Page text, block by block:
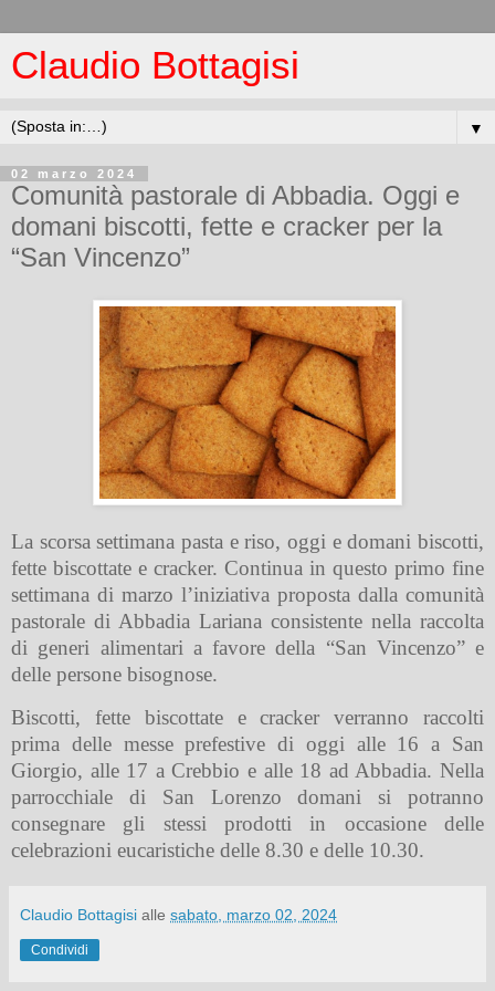
Claudio Bottagisi
▼
02 marzo 2024
Comunità pastorale di Abbadia. Oggi e
domani biscotti, fette e cracker per la
“San Vincenzo”
La scorsa settimana pasta e riso, oggi e domani biscotti,
fette biscottate e cracker. Continua in questo primo fine
settimana di marzo l’iniziativa proposta dalla comunità
pastorale di Abbadia Lariana consistente nella raccolta
di generi alimentari a favore della “San Vincenzo” e
delle persone bisognose.
Biscotti, fette biscottate e cracker verranno raccolti
prima delle messe prefestive di oggi alle 16 a San
Giorgio, alle 17 a Crebbio e alle 18 ad Abbadia. Nella
parrocchiale di San Lorenzo domani si potranno
consegnare gli stessi prodotti in occasione delle
celebrazioni eucaristiche delle 8.30 e delle 10.30.
Claudio Bottagisi alle sabato, marzo 02, 2024
Condividi